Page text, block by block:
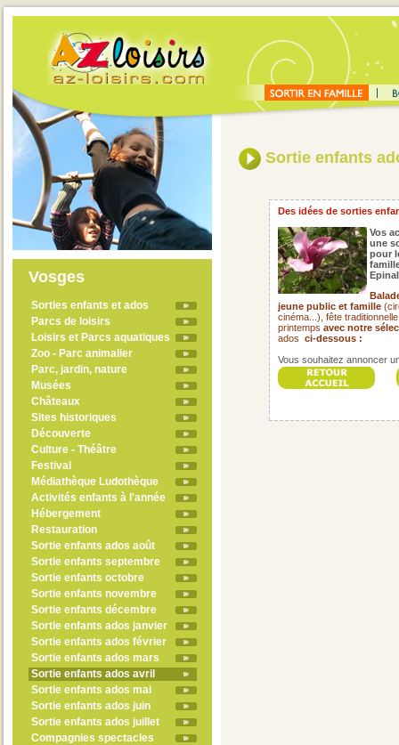
Vosges
Sorties enfants et ados
Parcs de loisirs
Loisirs et Parcs aquatiques
Zoo - Parc animalier
Parc, jardin, nature
Musées
Châteaux
Sites historiques
Découverte
Culture - Théâtre
Festival
Médiathèque Ludothèque
Activités enfants à l'année
Hébergement
Restauration
Sortie enfants ados août
Sortie enfants septembre
Sortie enfants octobre
Sortie enfants novembre
Sortie enfants décembre
Sortie enfants ados janvier
Sortie enfants ados février
Sortie enfants ados mars
Sortie enfants ados avril
Sortie enfants ados mai
Sortie enfants ados juin
Sortie enfants ados juillet
Compagnies spectacles
Sortie enfants
Des idées de sorties
Vos
une
pour
jeune public et famille
cinéma...), fête
printemps avec notre
ados ci-dessous :
Vous souhaitez annoncer